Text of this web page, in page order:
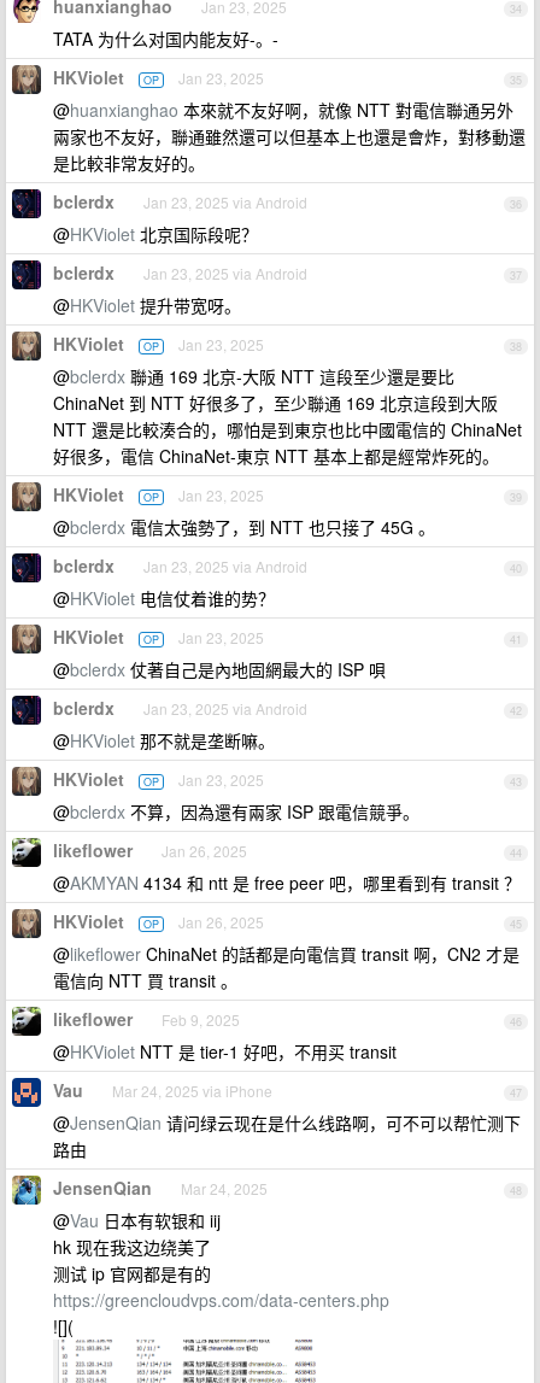
34
huanxianghao Jan 23, 2025
TATA 为什么对国内能友好-。-
35
HKViolet OP Jan 23, 2025
@huanxianghao 本來就不友好啊，就像 NTT 對電信聯通另外
兩家也不友好，聯通雖然還可以但基本上也還是會炸，對移動還
是比較非常友好的。
36
bclerdx Jan 23, 2025 via Android
@HKViolet 北京国际段呢？
37
bclerdx Jan 23, 2025 via Android
@HKViolet 提升带宽呀。
38
HKViolet OP Jan 23, 2025
@bclerdx 聯通 169 北京-大阪 NTT 這段至少還是要比
ChinaNet 到 NTT 好很多了，至少聯通 169 北京這段到大阪
NTT 還是比較湊合的，哪怕是到東京也比中國電信的 ChinaNet
好很多，電信 ChinaNet-東京 NTT 基本上都是經常炸死的。
39
HKViolet OP Jan 23, 2025
@bclerdx 電信太強勢了，到 NTT 也只接了 45G 。
40
bclerdx Jan 23, 2025 via Android
@HKViolet 电信仗着谁的势？
41
HKViolet OP Jan 23, 2025
@bclerdx 仗著自己是內地固網最大的 ISP 唄
42
bclerdx Jan 23, 2025 via Android
@HKViolet 那不就是垄断嘛。
43
HKViolet OP Jan 23, 2025
@bclerdx 不算，因為還有兩家 ISP 跟電信競爭。
44
likeflower Jan 26, 2025
@AKMYAN 4134 和 ntt 是 free peer 吧，哪里看到有 transit ？
45
HKViolet OP Jan 26, 2025
@likeflower ChinaNet 的話都是向電信買 transit 啊，CN2 才是
電信向 NTT 買 transit 。
46
likeflower Feb 9, 2025
@HKViolet NTT 是 tier-1 好吧，不用买 transit
47
Vau Mar 24, 2025 via iPhone
@JensenQian 请问绿云现在是什么线路啊，可不可以帮忙测下
路由
48
JensenQian Mar 24, 2025
@Vau 日本有软银和 iij
hk 现在我这边绕美了
测试 ip 官网都是有的
https://greencloudvps.com/data-centers.php
![](